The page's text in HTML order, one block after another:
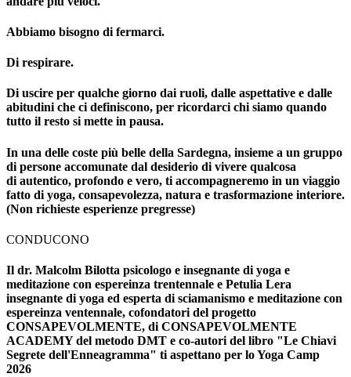
Abbiamo bisogno di fermarci.
Di respirare.
Di uscire per qualche giorno dai ruoli, dalle aspettative e dalle
abitudini che ci definiscono, per ricordarci chi siamo quando
tutto il resto si mette in pausa.
In una delle coste più belle della Sardegna, insieme a un gruppo
di persone accomunate dal desiderio di vivere qualcosa
di autentico, profondo e vero, ti accompagneremo in un viaggio
fatto di yoga, consapevolezza, natura e trasformazione interiore.
(Non richieste esperienze pregresse)
CONDUCONO
Il dr. Malcolm Bilotta psicologo e insegnante di yoga e
meditazione con espereinza trentennale e Petulia Lera
insegnante di yoga ed esperta di sciamanismo e meditazione con
espereinza ventennale, cofondatori del progetto
CONSAPEVOLMENTE, di CONSAPEVOLMENTE
ACADEMY del metodo DMT e co-autori del libro "Le Chiavi
Segrete dell'Enneagramma" ti aspettano per lo Yoga Camp
2026